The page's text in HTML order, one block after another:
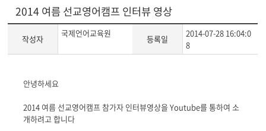
2014 여름 선교영어캠프 인터뷰 영상
작성자
국제언어교육원
등록일
2014-07-28 16:04:0
8
게
글
본
안녕하세요
2014 여름 선교영어캠프 참가자 인터뷰영상을 Youtube를 통하여 소
개하려고 합니다